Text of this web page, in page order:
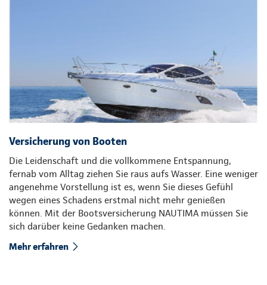
Versicherung von Booten
Die Leidenschaft und die vollkommene Entspannung,
fernab vom Alltag ziehen Sie raus aufs Wasser. Eine weniger
angenehme Vorstellung ist es, wenn Sie dieses Gefühl
wegen eines Schadens erstmal nicht mehr genießen
können. Mit der Bootsversicherung NAUTIMA müssen Sie
sich darüber keine Gedanken machen.
Mehr erfahren